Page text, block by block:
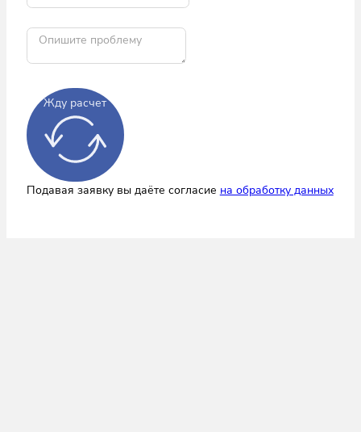
Жду расчет
Подавая заявку вы даёте согласие на обработку данных